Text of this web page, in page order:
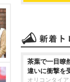
茶葉で一目瞭
違いに衝撃を
オリコンタイ